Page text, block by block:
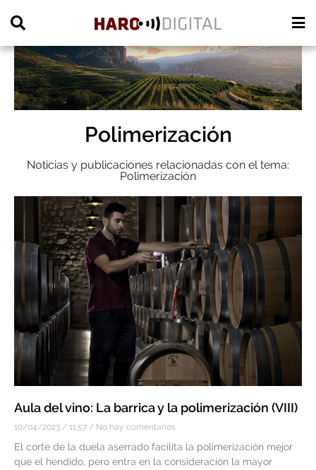
Polimerización
Noticias y publicaciones relacionadas con el tema:
Polimerización
Aula del vino: La barrica y la polimerización (VIII)
10/04/2023 11:57 No hay comentarios
El corte de la duela aserrado facilita la polimerización mejor
que el hendido, pero entra en la consideración la mayor